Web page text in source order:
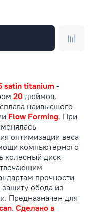
satin titanium -
20 дюймов,
наивысшего
Flow Forming. При
оптимизации веса
компьютерного
колесный диск
прочности
обода из
Предназначен для
. Сделано в